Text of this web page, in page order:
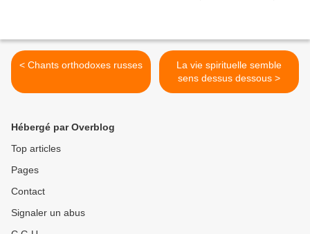
< Chants orthodoxes russes
La vie spirituelle semble
sens dessus dessous >
Hébergé par Overblog
Top articles
Pages
Contact
Signaler un abus